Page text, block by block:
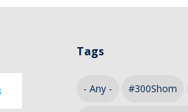
Tags
- Any - #300Shom